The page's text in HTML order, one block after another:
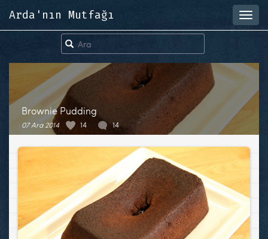
Arda'nın Mutfağı
Brownie Pudding
07 Ara 2014 14 14